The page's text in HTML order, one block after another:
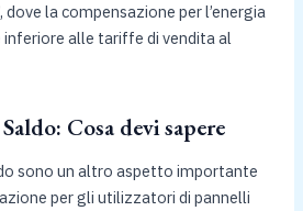
dove la compensazione per l’energia
inferiore alle tariffe di vendita al
Cosa devi sapere
sono un altro aspetto importante
per gli utilizzatori di pannelli